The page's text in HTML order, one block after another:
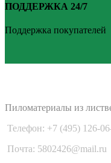
ПОДДЕРЖКА 24/7
Поддержка покупателей
Пиломатериалы из
Телефон: +7 (495) 126-
Почта: 5802426@mail.ru